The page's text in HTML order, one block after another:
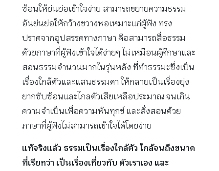
ซ้อนให้ย่นย่อเข้าใจง่าย สามารถขยายความธรรม
อันย่นย่อให้กว้างขวางพอเหมาะแก่ผู้ฟัง ทรง
ปราศจากอุปสรรคทางภาษา คือสามารถสื่อธรรม
ด้วยภาษาที่ผู้ฟังเข้าใจได้ง่ายๆ ไม่เหมือนผู้ศึกษาและ
สอนธรรมจำนวนมากในรุ่นหลัง ที่ทำธรรมะซึ่งเป็น
เรื่องใกล้ตัวและแสนธรรมดา ให้กลายเป็นเรื่องยุ่ง
ยากซับซ้อนและไกลตัวเสียเหลือประมาณ จนเกิน
ความจำเป็นเพื่อความพ้นทุกข์ และสั่งสอนด้วย
ภาษาที่ผู้ฟังไม่สามารถเข้าใจได้โดยง่าย
แท้จริงแล้ว ธรรมเป็นเรื่องใกล้ตัว ใกล้จนถึงขนาด
ที่เรียกว่า เป็นเรื่องเกี่ยวกับ ตัวเราเอง และ